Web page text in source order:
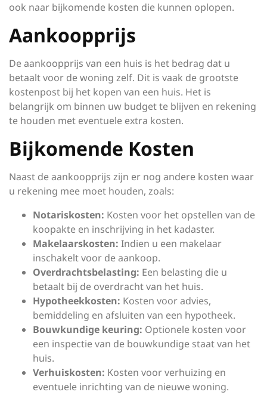
ook naar bijkomende kosten die kunnen oplopen.
Aankoopprijs
De aankoopprijs van een huis is het bedrag dat u
betaalt voor de woning zelf. Dit is vaak de grootste
kostenpost bij het kopen van een huis. Het is
belangrijk om binnen uw budget te blijven en rekening
te houden met eventuele extra kosten.
Bijkomende Kosten
Naast de aankoopprijs zijn er nog andere kosten waar
u rekening mee moet houden, zoals:
Notariskosten: Kosten voor het opstellen van de
koopakte en inschrijving in het kadaster.
Makelaarskosten: Indien u een makelaar
inschakelt voor de aankoop.
Overdrachtsbelasting: Een belasting die u
betaalt bij de overdracht van het huis.
Hypotheekkosten: Kosten voor advies,
bemiddeling en afsluiten van een hypotheek.
Bouwkundige keuring: Optionele kosten voor
een inspectie van de bouwkundige staat van het
huis.
Verhuiskosten: Kosten voor verhuizing en
eventuele inrichting van de nieuwe woning.